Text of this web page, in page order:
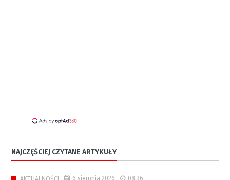
NAJCZĘŚCIEJ CZYTANE ARTYKUŁY
6 sierpnia 2026 08:36